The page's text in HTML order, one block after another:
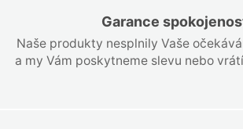
Garance
Naše produkty nesplnily Vaše
a my Vám poskytneme slevu nebo